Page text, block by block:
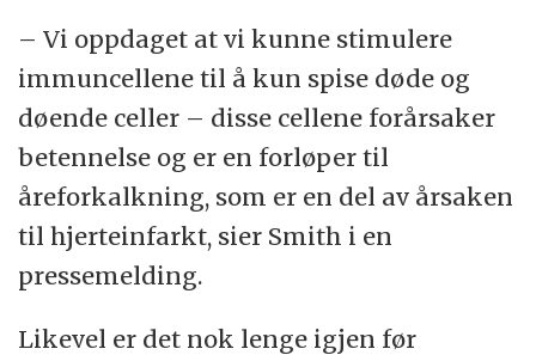
– Vi oppdaget at vi kunne stimulere
immuncellene til å kun spise døde og
døende celler – disse cellene forårsaker
betennelse og er en forløper til
åreforkalkning, som er en del av årsaken
til hjerteinfarkt, sier Smith i en
pressemelding.
Likevel er det nok lenge igjen før